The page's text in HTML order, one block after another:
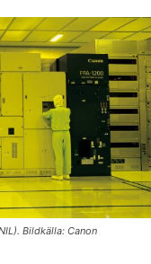
Bildkälla: Canon